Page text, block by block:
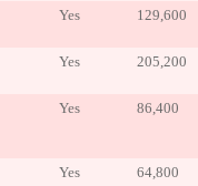
Yes 129,600
Yes 205,200
Yes 86,400
Yes 64,800